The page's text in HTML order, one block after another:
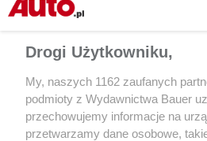
Drogi Użytkowniku,
My, naszych 1162 zaufanych
podmioty z Wydawnictwa Bauer
przechowujemy informacje na
przetwarzamy dane osobowe,